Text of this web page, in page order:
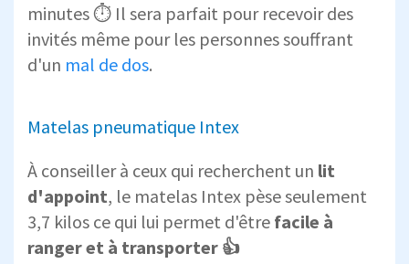
minutes ⏱ Il sera parfait pour recevoir des
invités même pour les personnes souffrant
d'un mal de dos.
Matelas pneumatique Intex
À conseiller à ceux qui recherchent un lit
d'appoint, le matelas Intex pèse seulement
3,7 kilos ce qui lui permet d'être facile à
ranger et à transporter 👍